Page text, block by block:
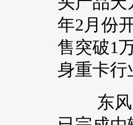
年2月份
售突破1
身重卡行
东风